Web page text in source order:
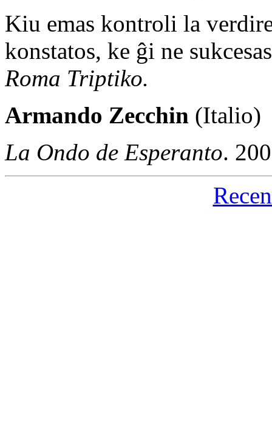
Kiu emas kontroli la
konstatos, ke ĝi ne
Roma Triptiko.
Armando Zecchin (Italio)
La Ondo de Esperanto.